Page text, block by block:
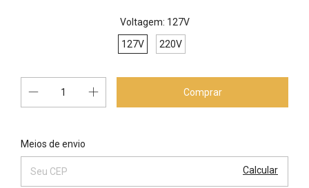
Voltagem: 127V
127V
220V
Entregas para o CEP:
Meios de envio
Calcular